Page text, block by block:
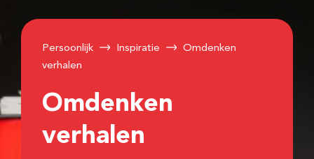
Persoonlijk Inspiratie
Omdenken
verhalen
Omdenken
verhalen